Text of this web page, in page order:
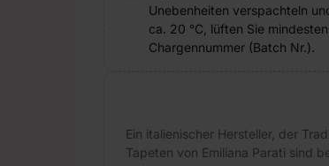
Unebenheiten verspachteln
ca. 20 °C, lüften Sie
Chargennummer (Batch Nr.).
Ein italienischer Hersteller, der
Tapeten von Emiliana Parati sind